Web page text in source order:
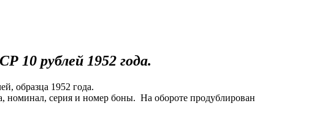
10 рублей 1952 года.
образца 1952 года.
номинал, серия и номер боны. На обороте продублирован